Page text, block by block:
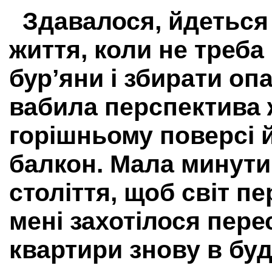
Здавалося,
життя, коли не
бур’яни і збирати
вабила
горішньому поверсі
балкон. Мала
століття, щоб світ
мені захотілося
квартири знову в